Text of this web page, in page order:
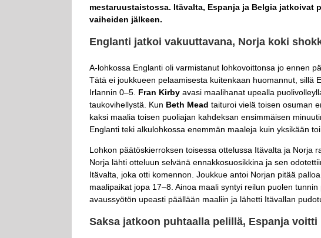
mestaruustaistossa. Itävalta, Espanja ja Belgia jatkoivat
vaiheiden jälkeen.
Englanti jatkoi vakuuttavana, Norja koki
A-lohkossa Englanti oli varmistanut lohkovoittonsa jo ennen
Tätä ei joukkueen pelaamisesta kuitenkaan huomannut, sillä
Irlannin 0–5. Fran Kirby avasi maalihanat upealla
taukovihellystä. Kun Beth Mead taituroi vielä toisen osuman
kaksi maalia toisen puoliajan kahdeksan ensimmäisen
Englanti teki alkulohkossa enemmän maaleja kuin yksikään
Lohkon päätöskierroksen toisessa ottelussa Itävalta ja Norja
Norja lähti otteluun selvänä ennakkosuosikkina ja sen
Itävalta, joka otti komennon. Joukkue antoi Norjan pitää
maalipaikat jopa 17–8. Ainoa maali syntyi reilun puolen tunnin
avaussyötön upeasti päällään maaliin ja lähetti Itävallan
Saksa jatkoon puhtaalla pelillä, Espanja